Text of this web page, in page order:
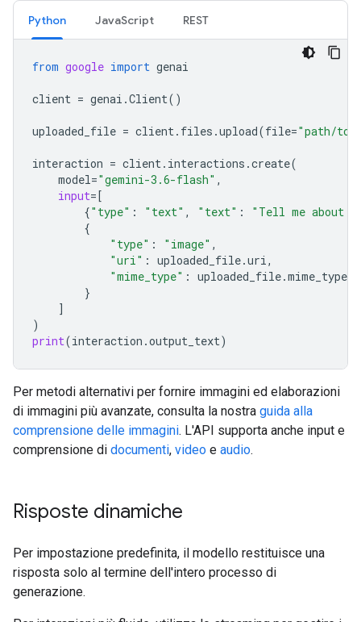
Python JavaScript REST
from google import genai
client = genai .Client()
uploaded_file = client. files .upload(file="path/to/
interaction = client. interactions .create(
model="gemini-3.6-flash" ,
input=[
{"type" : "text" , "text" :
"Tell me about
{
"type" : "image" ,
"uri" : uploaded_file.uri,
"mime_type" : uploaded_file.mime_type
}
]
)
print(interaction .output_text)
Per metodi alternativi per fornire immagini ed elaborazioni
di immagini più avanzate, consulta la nostra guida alla
comprensione delle immagini. L'API supporta anche input e
comprensione di documenti, video e audio.
Risposte dinamiche
Per impostazione predefinita, il modello restituisce una
risposta solo al termine dell'intero processo di
generazione.